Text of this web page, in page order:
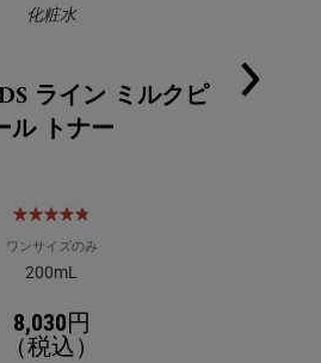
化粧水
ライン ミルクピ
ル トナー
ワンサイズのみ
200mL
8,030円
（税込）
キー